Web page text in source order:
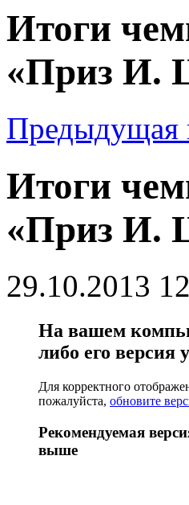
Итоги
«Приз И.
Предыдущая
Итоги
«Приз И.
29.10.2013
На вашем
либо его версия
Для корректного
пожалуйста, обновите
Рекомендуемая
выше